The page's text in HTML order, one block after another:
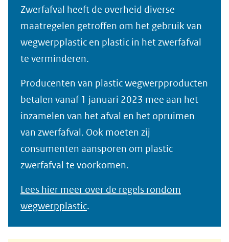
Zwerfafval heeft de overheid diverse
maatregelen getroffen om het gebruik van
wegwerpplastic en plastic in het zwerfafval
te verminderen.
Producenten van plastic wegwerpproducten
betalen vanaf 1 januari 2023 mee aan het
inzamelen van het afval en het opruimen
van zwerfafval. Ook moeten zij
consumenten aansporen om plastic
zwerfafval te voorkomen.
Lees hier meer over de regels rondom
wegwerpplastic.